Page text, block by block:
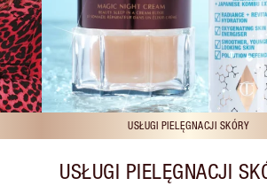
USŁUGI PIELĘGNACJI SKÓRY
USŁUGI PIELĘGNACJI